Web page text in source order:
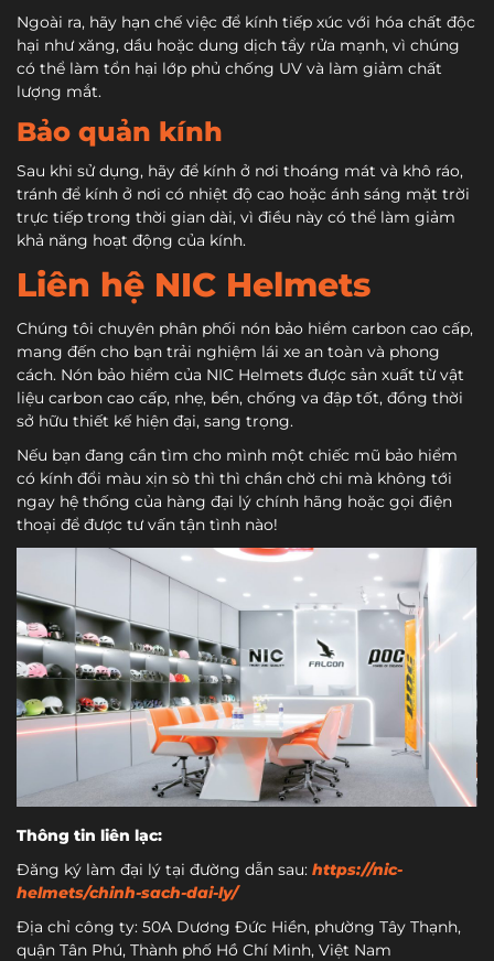
Ngoài ra, hãy hạn chế việc để kính tiếp xúc với hóa chất độc
hại như xăng, dầu hoặc dung dịch tẩy rửa mạnh, vì chúng
có thể làm tổn hại lớp phủ chống UV và làm giảm chất
lượng mắt.
Bảo quản kính
Sau khi sử dụng, hãy để kính ở nơi thoáng mát và khô ráo,
tránh để kính ở nơi có nhiệt độ cao hoặc ánh sáng mặt trời
trực tiếp trong thời gian dài, vì điều này có thể làm giảm
khả năng hoạt động của kính.
Liên hệ NIC Helmets
Chúng tôi chuyên phân phối nón bảo hiểm carbon cao cấp,
mang đến cho bạn trải nghiệm lái xe an toàn và phong
cách. Nón bảo hiểm của NIC Helmets được sản xuất từ vật
liệu carbon cao cấp, nhẹ, bền, chống va đập tốt, đồng thời
sở hữu thiết kế hiện đại, sang trọng.
Nếu bạn đang cần tìm cho mình một chiếc mũ bảo hiểm
có kính đổi màu xịn sò thì thì chần chờ chi mà không tới
ngay hệ thống của hàng đại lý chính hãng hoặc gọi điện
thoại để được tư vấn tận tình nào!
Thông tin liên lạc:
Đăng ký làm đại lý tại đường dẫn sau: https://nic-
helmets/chinh-sach-dai-ly/
Địa chỉ công ty: 50A Dương Đức Hiền, phường Tây Thạnh,
quận Tân Phú, Thành phố Hồ Chí Minh, Việt Nam